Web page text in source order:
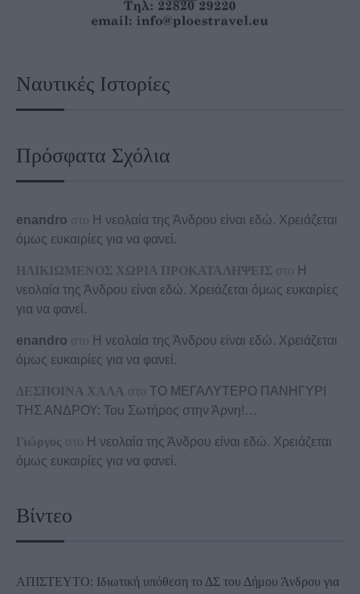
Ναυτικές Ιστορίες
Πρόσφατα Σχόλια
enandro στο Η νεολαία της Άνδρου είναι εδώ. Χρειάζεται
όμως ευκαιρίες για να φανεί.
ΗΛΙΚΙΩΜΕΝΟΣ ΧΩΡΙΑ ΠΡΟΚΑΤΑΛΗΨΕΙΣ στο Η
νεολαία της Άνδρου είναι εδώ. Χρειάζεται όμως ευκαιρίες
για να φανεί.
enandro στο Η νεολαία της Άνδρου είναι εδώ. Χρειάζεται
όμως ευκαιρίες για να φανεί.
ΔΕΣΠΟΙΝΑ ΧΑΛΑ στο ΤΟ ΜΕΓΑΛΥΤΕΡΟ ΠΑΝΗΓΥΡΙ
ΤΗΣ ΑΝΔΡΟΥ: Του Σωτήρος στην Άρνη!…
Γιώργος στο Η νεολαία της Άνδρου είναι εδώ. Χρειάζεται
όμως ευκαιρίες για να φανεί.
Βίντεο
ΑΠΙΣΤΕΥΤΟ: Ιδιωτική υπόθεση το ΔΣ του Δήμου Άνδρου για